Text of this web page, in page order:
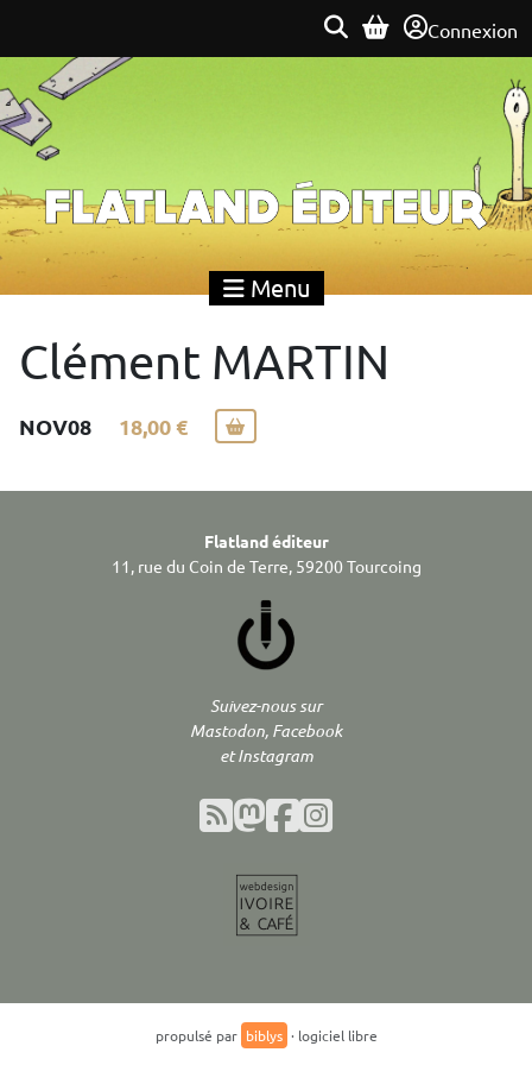
Connexion
Flatland Éditeur
Menu
Clément MARTIN
NOV08 18,00 €
Flatland éditeur
11, rue du Coin de Terre, 59200 Tourcoing
Suivez-nous sur
Mastodon, Facebook
et Instagram
propulsé par biblys · logiciel libre